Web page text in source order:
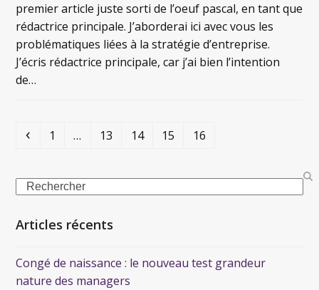
premier article juste sorti de l’oeuf pascal, en tant que
rédactrice principale. J’aborderai ici avec vous les
problématiques liées à la stratégie d’entreprise.
J’écris rédactrice principale, car j’ai bien l’intention
de…
1 … 13 14 15 16
Articles récents
Congé de naissance : le nouveau test grandeur
nature des managers